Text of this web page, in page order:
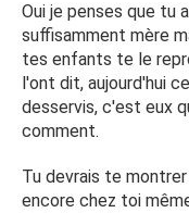
Du fait il ce fait
système et veux
faire. De sa part plus
la journée ou joue a
moi .quand je lui dit
supporter sa copine
actuellement. En
Oui je penses que tu
suffisamment mère
tes enfants te le
l'ont dit, aujourd'hui
desservis, c'est eux
comment.
Tu devrais te
encore chez toi